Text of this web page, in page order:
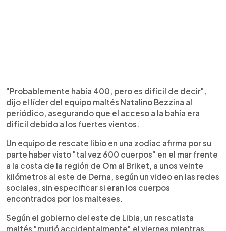
"Probablemente había 400, pero es difícil de decir",
dijo el líder del equipo maltés Natalino Bezzina al
periódico, asegurando que el acceso a la bahía era
difícil debido a los fuertes vientos.
Un equipo de rescate libio en una zodiac afirma por su
parte haber visto "tal vez 600 cuerpos" en el mar frente
a la costa de la región de Om al Briket, a unos veinte
kilómetros al este de Derna, según un video en las redes
sociales, sin especificar si eran los cuerpos
encontrados por los malteses.
Según el gobierno del este de Libia, un rescatista
maltés "murió accidentalmente" el viernes mientras